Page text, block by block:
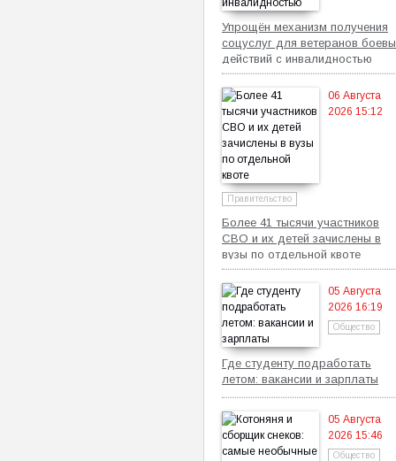
Упрощён механизм получения
соцуслуг для ветеранов
действий с инвалидностью
06 Августа
2026 15:12
Правительство
Более 41 тысячи участников
СВО и их детей зачислены в
вузы по отдельной квоте
05 Августа
2026 16:19
Общество
Где студенту подработать
летом: вакансии и зарплаты
05 Августа
2026 15:46
Общество